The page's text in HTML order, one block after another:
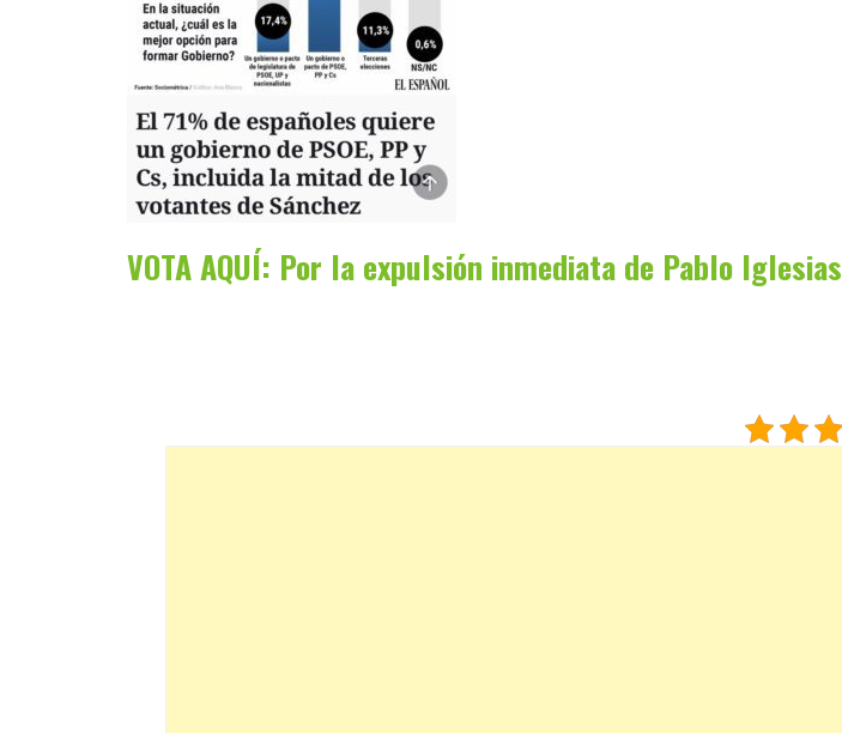
VOTA AQUÍ: Por la expulsión inmediata de Pablo Iglesias